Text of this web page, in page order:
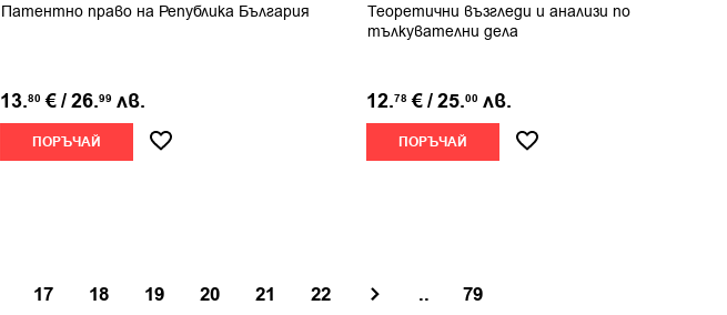
Патентно право на Република България
13.80 €/26.99 лв.
ПОРЪЧАЙ
Теоретични възгледи и анализи по
тълкувателни дела
12.78 €/25.00 лв.
ПОРЪЧАЙ
17 18 19 20 21 22 .. 79